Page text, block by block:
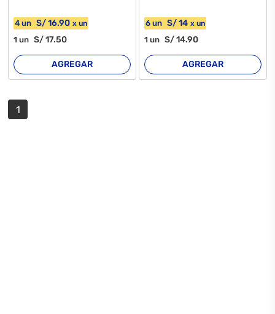
4 un S/16.90 xun
1un S/17.50
AGREGAR
6 un S/14 x un
1 un S/14.90
AGREGAR
1